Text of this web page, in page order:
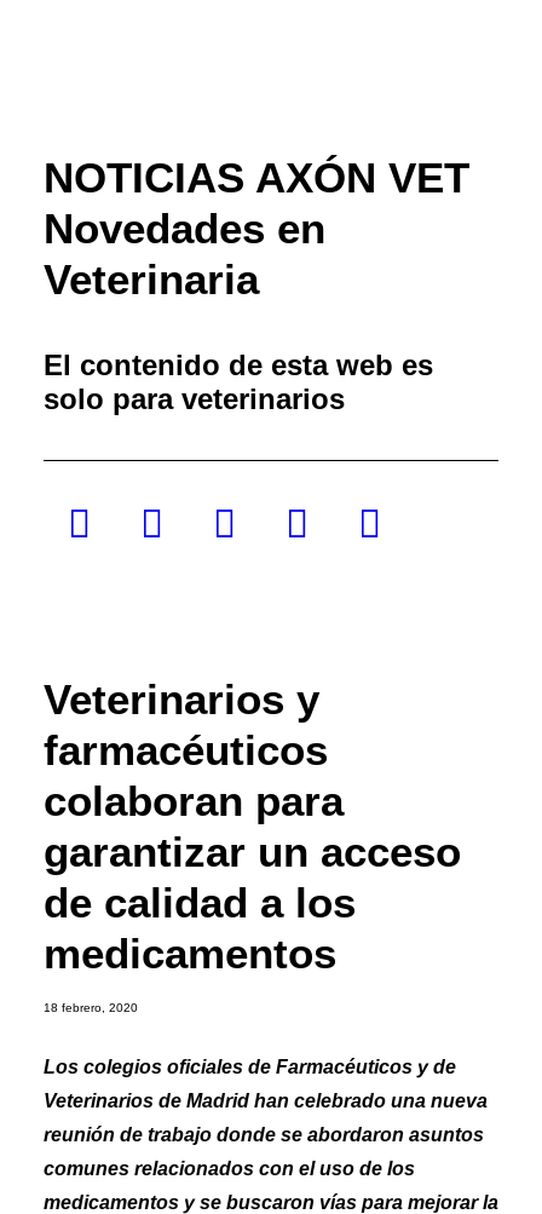
NOTICIAS AXÓN VET
Novedades en
Veterinaria
El contenido de esta web es
solo para veterinarios
Veterinarios y
farmacéuticos
colaboran para
garantizar un acceso
de calidad a los
medicamentos
18 febrero, 2020
Los colegios oficiales de Farmacéuticos y de
Veterinarios de Madrid han celebrado una nueva
reunión de trabajo donde se abordaron asuntos
comunes relacionados con el uso de los
medicamentos y se buscaron vías para mejorar la